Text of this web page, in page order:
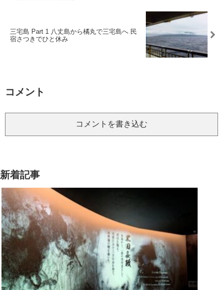
三宅島 Part 1 八丈島から橘丸で三宅島へ 民
宿さつきでひと休み
コメント
コメントを書き込む
新着記事